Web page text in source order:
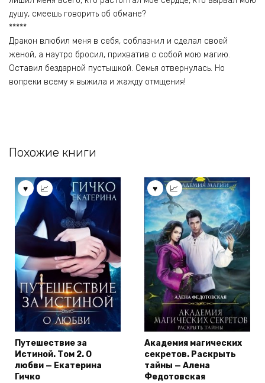
душу, смеешь говорить об обмане?
*****
Дракон влюбил меня в себя, соблазнил и сделал своей
женой, а наутро бросил, прихватив с собой мою магию.
Оставил бездарной пустышкой. Семья отвернулась. Но
вопреки всему я выжила и жажду отмщения!
Похожие книги
Путешествие за
Истиной. Том 2. О
любви — Екатерина
Гичко
Академия магических
секретов. Раскрыть
тайны — Алена
Федотовская